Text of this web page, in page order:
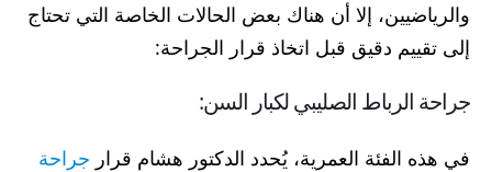
والرياضيين، إلا أن هناك بعض الحالات الخاصة التي تحتاج
إلى تقييم دقيق قبل اتخاذ قرار الجراحة:
جراحة الرباط الصليبي لكبار السن:
في هذه الفئة العمرية، يُحدد الدكتور هشام قرار جراحة